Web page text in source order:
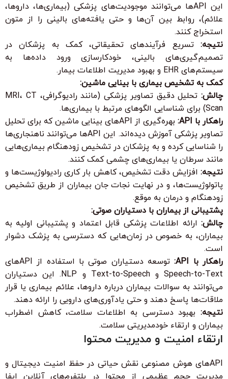
این APIها می‌توانند موجودیت‌های پزشکی (بیماری‌ها، داروها،
علائم)، روابط بین آن‌ها و حتی یافته‌های بالینی را از متون
استخراج کنند.
نتیجه: تسریع فرآیندهای تحقیقاتی، کمک به پزشکان در
تصمیم‌گیری‌های بالینی، خودکارسازی ورود داده‌ها به
سیستم‌های EHR و بهبود مدیریت اطلاعات بیمار.
کمک به تشخیص بیماری با بینایی ماشین:
چالش:
تحلیل دقیق تصاویر پزشکی (مانند رادیوگرافی، MRI، CT
Scan) برای شناسایی الگوهای مرتبط با بیماری‌ها.
راهکار با API:
بهره‌گیری از APIهای بینایی ماشین که برای تحلیل
تصاویر پزشکی آموزش دیده‌اند. این APIها می‌توانند ناهنجاری‌ها
را شناسایی کرده و به پزشکان در تشخیص زودهنگام بیماری‌هایی
مانند سرطان یا بیماری‌های چشمی کمک کنند.
نتیجه: افزایش دقت تشخیص، کاهش بار کاری رادیولوژیست‌ها و
پاتولوژیست‌ها، و در نهایت نجات جان بیماران از طریق تشخیص
زودهنگام و درمان به موقع.
پشتیبانی از بیماران با دستیاران صوتی:
چالش: ارائه اطلاعات پزشکی قابل اعتماد و پشتیبانی اولیه به
بیماران، به خصوص در زمان‌هایی که دسترسی به پزشک دشوار
است.
راهکار با API:
توسعه دستیاران صوتی با استفاده از APIهای
Speech-to-Text و Text-to-Speech و NLP. این دستیاران
می‌توانند به سوالات بیماران درباره داروها، علائم بیماری یا قرار
ملاقات‌ها پاسخ دهند و حتی یادآوری‌های دارویی را ارائه دهند.
نتیجه: بهبود دسترسی به اطلاعات سلامت، کاهش اضطراب
بیماران و ارتقاء خودمدیریتی سلامت.
ارتقاء امنیت و مدیریت محتوا
APIهای هوش مصنوعی نقش حیاتی در حفظ امنیت دیجیتال و
مدیریت حجم عظیمی از محتوا در پلتفرم‌های آنلاین ایفا